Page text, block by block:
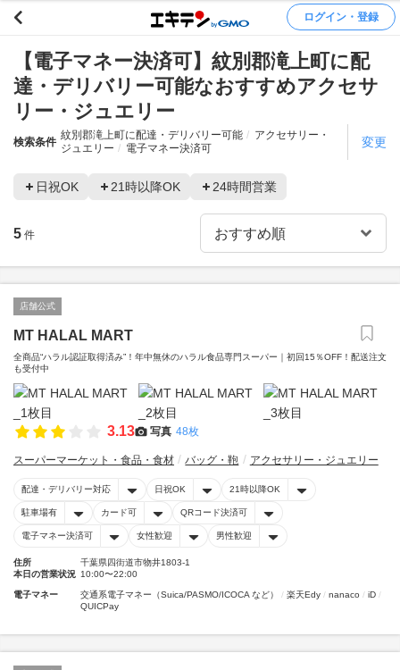
ログイン・登録
【電子マネー決済可】紋別郡滝上町に配
達・デリバリー可能なおすすめアクセサ
リー・ジュエリー
検索条件
紋別郡滝上町に配達・デリバリー可能
アクセサリー・
ジュエリー
電子マネー決済可 変更
日祝OK 21時以降OK 24時間営業
5 件
店舗公式
MT HALAL MART
全商品“ハラル認証取得済み”！年中無休のハラル食品専門スーパー｜初回15％OFF！配送注文
も受付中
3.13 写真 48枚
スーパーマーケット・食品・食材 バッグ・鞄 アクセサリー・ジュエリー
配達・デリバリー対応 日祝OK 21時以降OK
駐車場有 カード可 QRコード決済可
電子マネー決済可 女性歓迎 男性歓迎
住所
千葉県四街道市物井1803-1
本日の営業状況 10:00〜22:00
電子マネー 交通系電子マネー（Suica/PASMO/ICOCA など） 楽天Edy nanaco
iD
QUICPay